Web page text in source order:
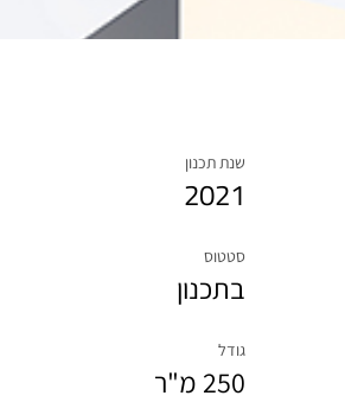
שנת תכנון
2021
סטטוס
בתכנון
גודל
250 מ"ר